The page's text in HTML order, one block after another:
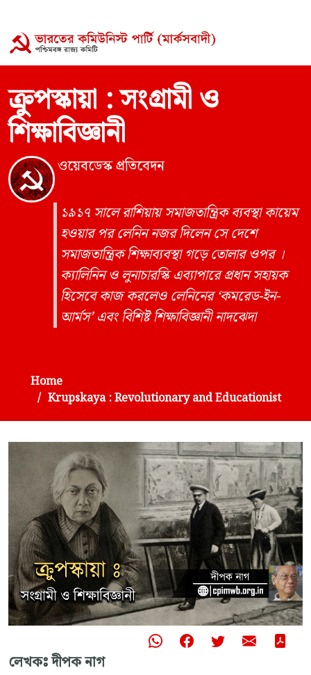
ক্রুপস্কায়া : সংগ্রামী ও
শিক্ষাবিজ্ঞানী
ওয়েবডেস্ক প্রতিবেদন
১৯১৭ সালে রাশিয়ায় সমাজতান্ত্রিক ব্যবস্থা কায়েম
হওয়ার পর লেনিন নজর দিলেন সে দেশে
সমাজতান্ত্রিক শিক্ষাব্যবস্থা গড়ে তোলার ওপর ।
ক্যালিনিন ও লুনাচারস্কি এব্যাপারে প্রধান সহায়ক
হিসেবে কাজ করলেও লেনিনের ‘কমরেড-ইন-
আর্মস’ এবং বিশিষ্ট শিক্ষাবিজ্ঞানী নাদঝেদা
Home
Krupskaya : Revolutionary and Educationist
লেখকঃ দীপক নাগ